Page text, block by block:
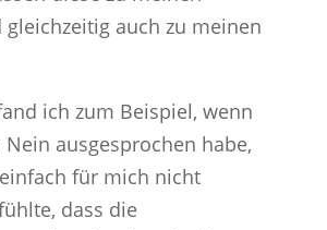
gleichzeitig auch zu meinen
ich zum Beispiel, wenn
ausgesprochen habe,
für mich nicht
dass die